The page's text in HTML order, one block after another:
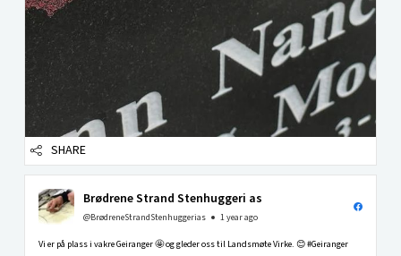
SHARE
Brødrene Strand Stenhuggeri as
@BrødreneStrandStenhuggerias 1 year ago
Vi er på plass i vakre Geiranger 🤩 og gleder oss til Landsmøte Virke. 😊 #Geiranger